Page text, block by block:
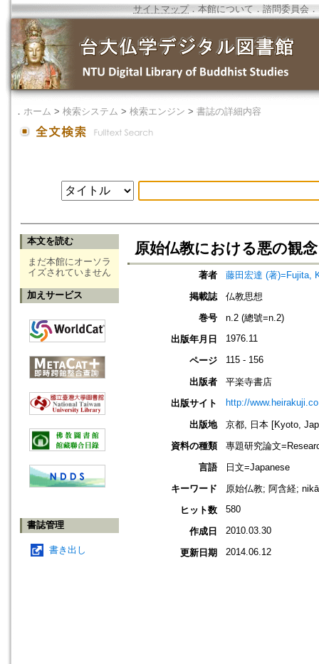
サイトマップ．本館について ． 諮問委員会 ．
． ホーム > 検索システム > 検索エンジン > 書誌の詳細内容
本文を読む
まだ本館にオーソラ
イズされていません
加えサービス
書誌管理
書き出し
原始仏教における悪の観念
著者
藤田宏達 (著)=Fujita,
掲載誌
仏教思想
巻号
n.2 (總號=n.2)
出版年月日
1976.11
ページ 115 - 156
出版者
平楽寺書店
出版サイト
http://
出版地
京都, 日本 [Kyoto,
資料の種類
專題研究論文
言語
日文=Japanese
キーワード
原始仏教; 阿含経;
ヒット数
580
作成日 2010.03.30
更新日期 2014.06.12